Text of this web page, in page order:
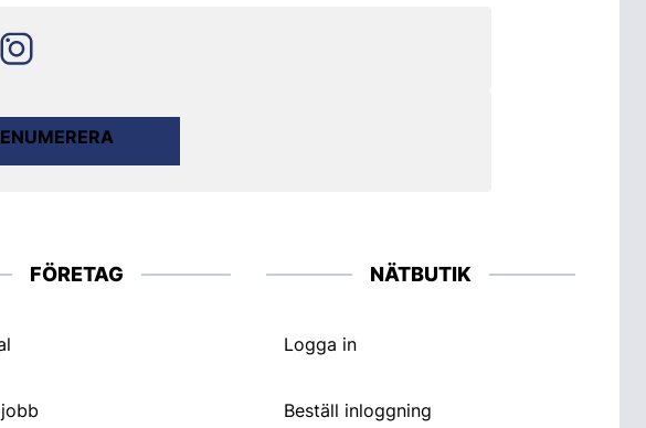
FÖRETAG NÄTBUTIK
Logga in
Beställ inloggning